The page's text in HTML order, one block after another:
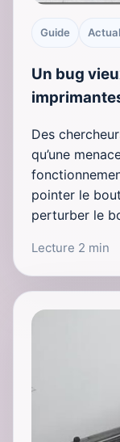
Guide
Un bug
Des
qu’une
pointer le
perturber le
Lecture 2 min